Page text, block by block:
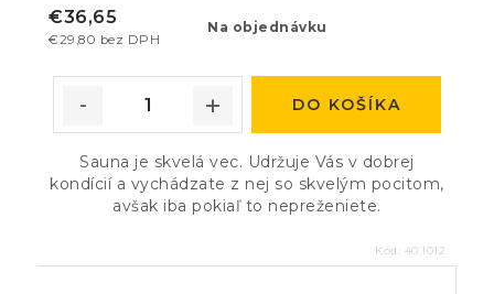
Na objednávku
€29,80 bez DPH
€36,65
DO KOŠÍKA
Sauna je skvelá vec. Udržuje Vás v dobrej
kondícií a vychádzate z nej so skvelým pocitom,
avšak iba pokiaľ to nepreženiete.
Kód: 40.1012